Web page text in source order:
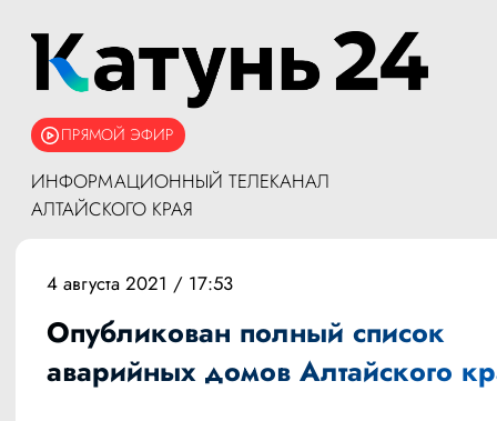
ПРЯМОЙ ЭФИР
ИНФОРМАЦИОННЫЙ ТЕЛЕКАНАЛ
АЛТАЙСКОГО КРАЯ
4 августа 2021 / 17:53
Опубликован полный список
аварийных домов Алтайского